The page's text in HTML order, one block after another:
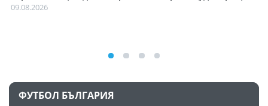
09.08.2026
ФУТБОЛ БЪЛГАРИЯ